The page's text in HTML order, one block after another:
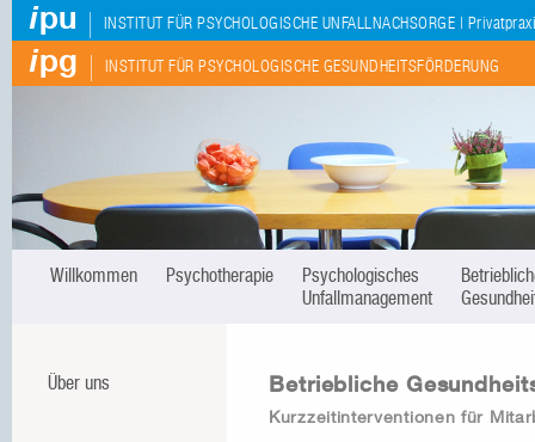
ipu INSTITUT FÜR PSYCHOLOGISCHE UNFALLNACHSORGE |
ipg INSTITUT FÜR PSYCHOLOGISCHE GESUNDHEITSFÖRDERUNG
Willkommen Psychotherapie
Psychologisches
Unfallmanagement
Über uns Betriebliche
Kurzzeitinterventionen für